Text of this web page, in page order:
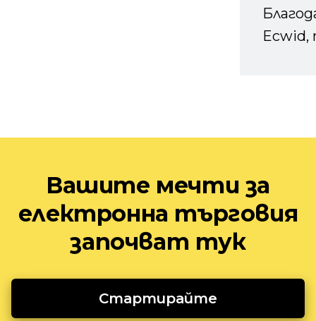
Ecwid,
Вашите мечти за
електронна търговия
започват тук
Стартирайте